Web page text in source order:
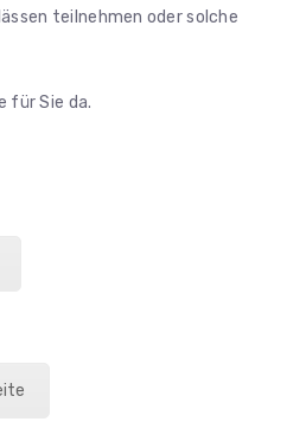
teilnehmen oder solche
für Sie da.